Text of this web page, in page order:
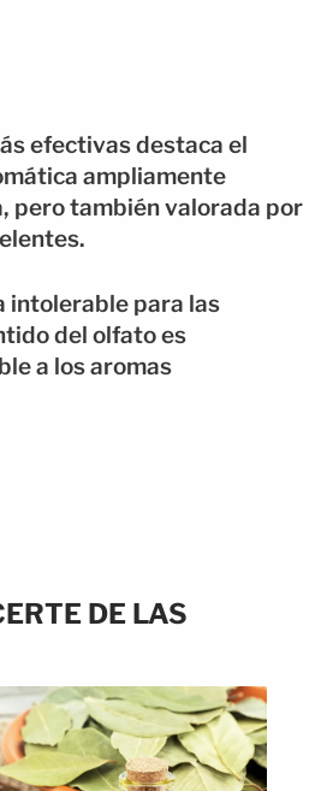
efectivas destaca el
ampliamente
pero también valorada por
intolerable para las
del olfato es
a los aromas
DE LAS